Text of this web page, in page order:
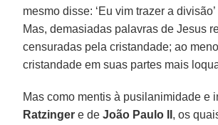
mesmo disse: ‘Eu vim trazer a
Mas, demasiadas palavras de Jesus
censuradas pela cristandade; ao
cristandade em suas partes mais
Mas como mentis à pusilanimidade e
Ratzinger e deJoão Paulo II , os